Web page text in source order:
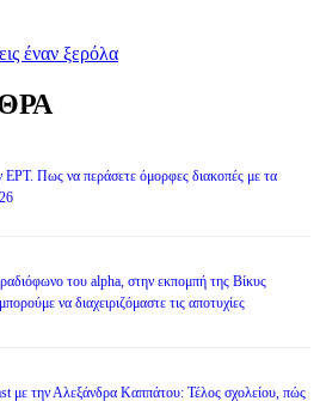
έναν ξερόλα
Πως να περάσετε όμορφες διακοπές με τα
του alpha, στην εκπομπή της Βίκυς
να διαχειριζόμαστε τις αποτυχίες
με την Αλεξάνδρα Καππάτου: Τέλος σχολείου, πώς